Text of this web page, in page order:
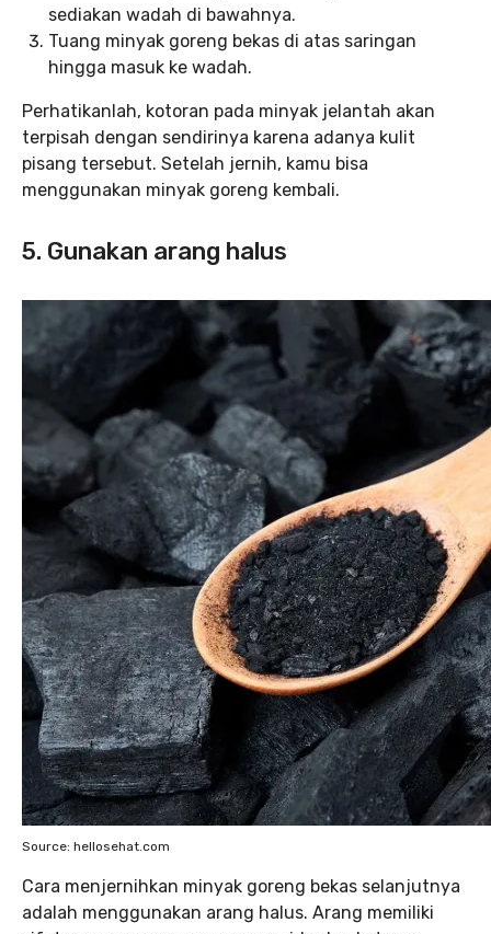
sediakan wadah di bawahnya.
Tuang minyak goreng bekas di atas saringan
hingga masuk ke wadah.
Perhatikanlah, kotoran pada minyak jelantah akan
terpisah dengan sendirinya karena adanya kulit
pisang tersebut. Setelah jernih, kamu bisa
menggunakan minyak goreng kembali.
5. Gunakan arang halus
Source: hellosehat.com
Cara menjernihkan minyak goreng bekas selanjutnya
adalah menggunakan arang halus. Arang memiliki